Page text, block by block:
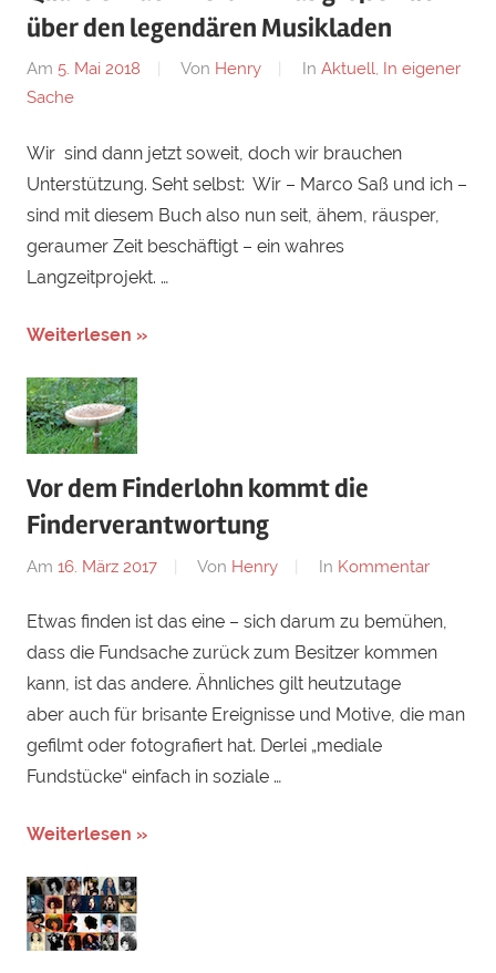
über den legendären Musikladen
Am 5. Mai 2018 Von Henry In Aktuell, In eigener
Sache
Wir sind dann jetzt soweit, doch wir brauchen
Unterstützung. Seht selbst: Wir – Marco Saß und ich –
sind mit diesem Buch also nun seit, ähem, räusper,
geraumer Zeit beschäftigt – ein wahres
Langzeitprojekt. …
Weiterlesen »
Vor dem Finderlohn kommt die
Finderverantwortung
Am 16. März 2017 Von Henry In Kommentar
Etwas finden ist das eine – sich darum zu bemühen,
dass die Fundsache zurück zum Besitzer kommen
kann, ist das andere. Ähnliches gilt heutzutage
aber auch für brisante Ereignisse und Motive, die man
gefilmt oder fotografiert hat. Derlei „mediale
Fundstücke“ einfach in soziale …
Weiterlesen »